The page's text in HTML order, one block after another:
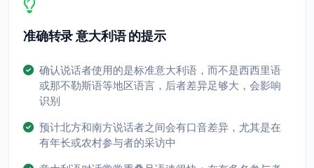
准确转录 意大利语 的提示
确认说话者使用的是标准意大利语，而不是西西里语
或那不勒斯语等地区语言，后者差异足够大，会影响
识别
预计北方和南方说话者之间会有口音差异，尤其是在
有年长或农村参与者的采访中